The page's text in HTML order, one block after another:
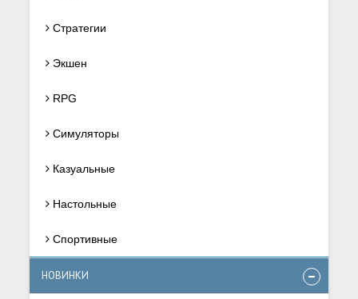
Стратегии
Экшен
RPG
Симуляторы
Казуальные
Настольные
Спортивные
НОВИНКИ